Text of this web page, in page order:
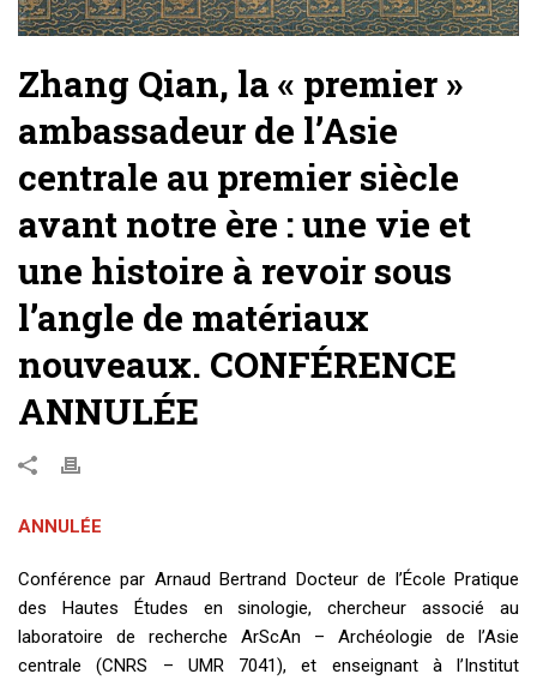
Zhang Qian, la « premier »
ambassadeur de l’Asie
centrale au premier siècle
avant notre ère : une vie et
une histoire à revoir sous
l’angle de matériaux
nouveaux. CONFÉRENCE
ANNULÉE
ANNULÉE
Conférence par Arnaud Bertrand Docteur de l’École Pratique
des Hautes Études en sinologie, chercheur associé au
laboratoire de recherche ArScAn – Archéologie de l’Asie
centrale (CNRS – UMR 7041), et enseignant à l’Institut